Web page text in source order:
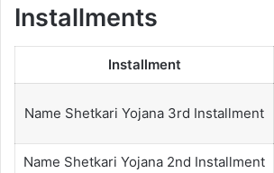
Installments
Installment
Name Shetkari Yojana 3rd Installment
Name Shetkari Yojana 2nd Installment